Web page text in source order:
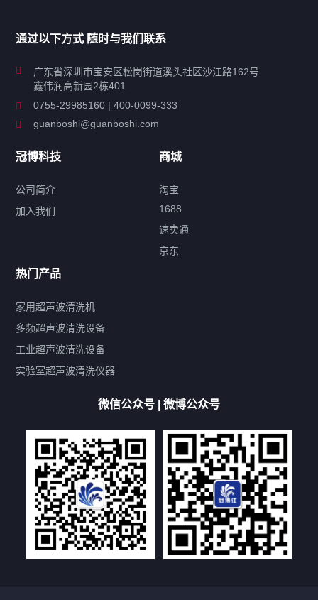
工业超声波清洗设备
特种超声波洗净产品
超声波配件
产品标签
鼓泡 升降 抛动
带加热
功率可调
双波脱气
机械旋钮系列
厨具清洗机
超声波振板
高尔夫球杆清洗机
大型单槽带过滤系列
全自动/半自动系列
客户定制非标机参考
双槽三槽四槽五槽多槽系列
轮胎清洗机
多频 扫频
文章标签
超声波清洗机定制
超声波清洗机除油污
超声波清洗机除锈
超声波清洗机洗眼镜
通过以下方式 随时与我们联系
广东省深圳市宝安区松岗街道溪头社区沙江路162号
鑫伟润高新园2栋401
0755-29985160 | 400-0099-333
guanboshi@guanboshi.com
冠博科技
公司简介
加入我们
商城
淘宝
1688
速卖通
京东
热门产品
家用超声波清洗机
多频超声波清洗设备
工业超声波清洗设备
实验室超声波清洗仪器
微信公众号 | 微博公众号